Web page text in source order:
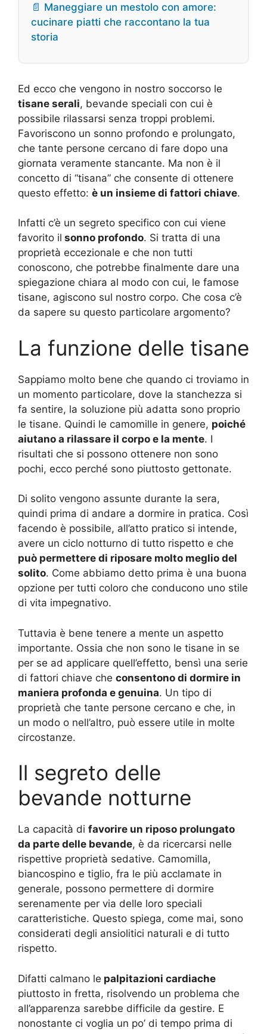
📄 Maneggiare un mestolo con amore:
cucinare piatti che raccontano la tua
storia
Ed ecco che vengono in nostro soccorso le
tisane serali, bevande speciali con cui è
possibile rilassarsi senza troppi problemi.
Favoriscono un sonno profondo e prolungato,
che tante persone cercano di fare dopo una
giornata veramente stancante. Ma non è il
concetto di “tisana” che consente di ottenere
questo effetto: è un insieme di fattori chiave.
Infatti c’è un segreto specifico con cui viene
favorito il sonno profondo. Si tratta di una
proprietà eccezionale e che non tutti
conoscono, che potrebbe finalmente dare una
spiegazione chiara al modo con cui, le famose
tisane, agiscono sul nostro corpo. Che cosa c’è
da sapere su questo particolare argomento?
La funzione delle tisane
Sappiamo molto bene che quando ci troviamo in
un momento particolare, dove la stanchezza si
fa sentire, la soluzione più adatta sono proprio
le tisane. Quindi le camomille in genere, poiché
aiutano a rilassare il corpo e la mente. I
risultati che si possono ottenere non sono
pochi, ecco perché sono piuttosto gettonate.
Di solito vengono assunte durante la sera,
quindi prima di andare a dormire in pratica. Così
facendo è possibile, all’atto pratico si intende,
avere un ciclo notturno di tutto rispetto e che
può permettere di riposare molto meglio del
solito. Come abbiamo detto prima è una buona
opzione per tutti coloro che conducono uno stile
di vita impegnativo.
Tuttavia è bene tenere a mente un aspetto
importante. Ossia che non sono le tisane in se
per se ad applicare quell’effetto, bensì una serie
di fattori chiave che consentono di dormire in
maniera profonda e genuina. Un tipo di
proprietà che tante persone cercano e che, in
un modo o nell’altro, può essere utile in molte
circostanze.
Il segreto delle
bevande notturne
La capacità di favorire un riposo prolungato
da parte delle bevande, è da ricercarsi nelle
rispettive proprietà sedative. Camomilla,
biancospino e tiglio, fra le più acclamate in
generale, possono permettere di dormire
serenamente per via delle loro speciali
caratteristiche. Questo spiega, come mai, sono
considerati degli ansiolitici naturali e di tutto
rispetto.
Difatti calmano le palpitazioni cardiache
piuttosto in fretta, risolvendo un problema che
all’apparenza sarebbe difficile da gestire. E
nonostante ci voglia un po’ di tempo prima di